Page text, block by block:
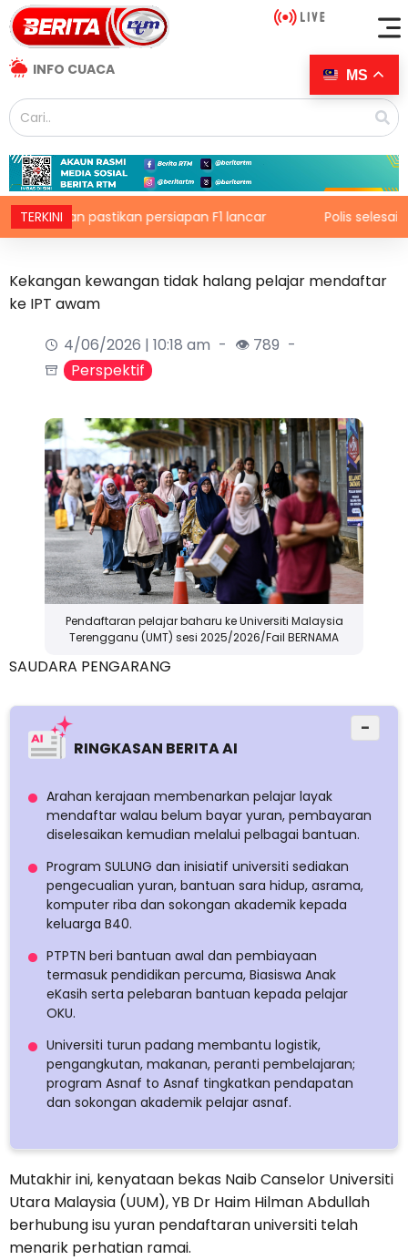
INFO CUACA
TERKINI
pastikan persiapan F1 lancar Polis selesaikan 20
Kekangan kewangan tidak halang pelajar mendaftar
ke IPT awam
4/06/2026 | 10:18 am
👁 789
Perspektif
Pendaftaran pelajar baharu ke Universiti Malaysia
Terengganu (UMT) sesi 2025/2026/Fail BERNAMA
SAUDARA PENGARANG
RINGKASAN BERITA AI
−
Arahan kerajaan membenarkan pelajar layak
mendaftar walau belum bayar yuran, pembayaran
diselesaikan kemudian melalui pelbagai bantuan.
Program SULUNG dan inisiatif universiti sediakan
pengecualian yuran, bantuan sara hidup, asrama,
komputer riba dan sokongan akademik kepada
keluarga B40.
PTPTN beri bantuan awal dan pembiayaan
termasuk pendidikan percuma, Biasiswa Anak
eKasih serta pelebaran bantuan kepada pelajar
OKU.
Universiti turun padang membantu logistik,
pengangkutan, makanan, peranti pembelajaran;
program Asnaf to Asnaf tingkatkan pendapatan
dan sokongan akademik pelajar asnaf.
Mutakhir ini, kenyataan bekas Naib Canselor Universiti
Utara Malaysia (UUM), YB Dr Haim Hilman Abdullah
berhubung isu yuran pendaftaran universiti telah
menarik perhatian ramai.
MS